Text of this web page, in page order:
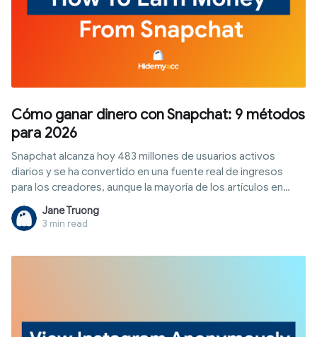
Cómo ganar dinero con Snapchat: 9 métodos
para 2026
Snapchat alcanza hoy 483 millones de usuarios activos
diarios y se ha convertido en una fuente real de ingresos
para los creadores, aunque la mayoría de los artículos en
internet todavía describen reglas que cambiaron en 2025.
Este artículo explica con precisión cómo calificar hoy para los
pagos de Snapchat, además de otros ocho métodos reales
Jane Truong
3 min read